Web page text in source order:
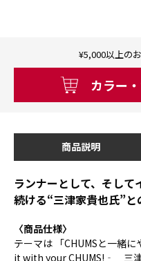
¥5,000以上の
カラー
商品説明
ランナーとして、そし
続ける“三津家貴也氏”
〈商品仕様〉
テーマは 「CHUMSと一緒
it with your CHUMS!‐ 三津